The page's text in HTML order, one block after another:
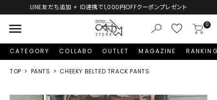
LINE友だち追加 + ID連携で1,000円OFFクーポンプレゼント
menu 0
CATEGORY COLLABO OUTLET MAGAZINE
TOP PANTS CHEEKY BELTED TRACK PANTS